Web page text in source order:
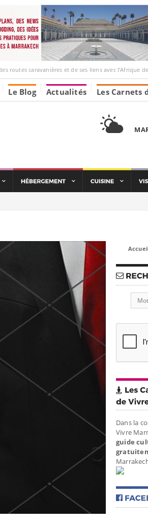
et de ses liens avec l’Afrique de l’Ouest, grâce à
Le Blog Actualités Les Carnets
Dans la
Vivre
guide